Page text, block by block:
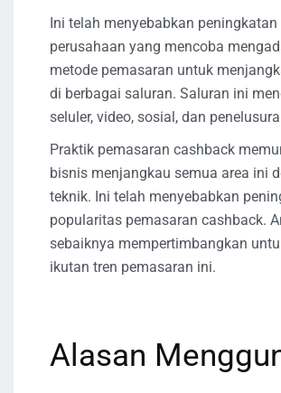
Ini telah menyebabkan peningkatan
perusahaan yang mencoba
metode pemasaran untuk
di berbagai saluran. Saluran ini
seluler, video, sosial, dan
Praktik pemasaran cashback
bisnis menjangkau semua area ini
teknik. Ini telah menyebabkan
popularitas pemasaran cashback.
sebaiknya mempertimbangkan
ikutan tren pemasaran ini.
Alasan